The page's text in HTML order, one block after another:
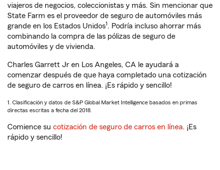
viajeros de negocios, coleccionistas y más. Sin mencionar que
State Farm es el proveedor de seguro de automóviles más
grande en los Estados Unidos1 . Podría incluso ahorrar más
combinando la compra de las pólizas de seguro de
automóviles y de vivienda.
Charles Garrett Jr en Los Angeles, CA le ayudará a
comenzar después de que haya completado una cotización
de seguro de carros en línea. ¡Es rápido y sencillo!
1. Clasificación y datos de S&P Global Market Intelligence basados en primas
directas escritas a fecha del 2018.
Comience su cotización de seguro de carros en línea. ¡Es
rápido y sencillo!